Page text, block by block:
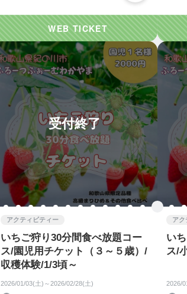
受付終了
アクティビティー
いちご狩り30分間食べ放題コー
ス/園児用チケット（３～５歳）/
収穫体験/1/3頃～
2026/01/03(土)～2026/02/28(土)
アク
い
ス/
2026/